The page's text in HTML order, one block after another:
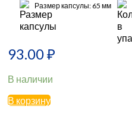
Размер капсулы: 65 мм
93.00₽
В наличии
В корзину